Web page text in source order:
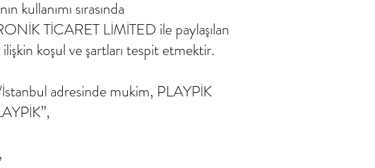
kullanımı sırasında
TİCARET LİMİTED ile paylaşılan
ilişkin koşul ve şartları tespit etmektir.
adresinde mukim, PLAYPİK